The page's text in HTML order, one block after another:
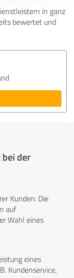
in ganz
bewertet und
der
Kunden: Die
auf
Wahl eines
eines
Kundenservice,